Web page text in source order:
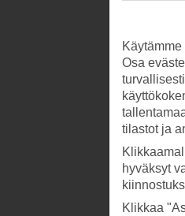
Osa
tilastot ja
hyväksyt
Klikkaa